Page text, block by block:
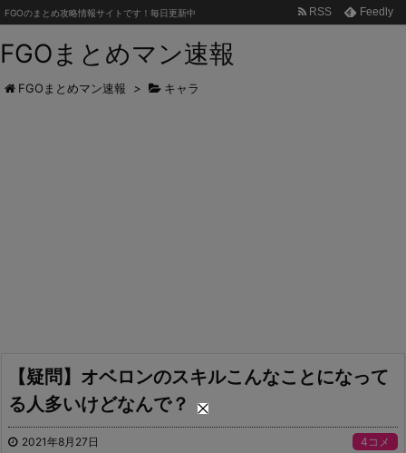
FGOまとめマン速報
FGOのまとめ攻略情報サイトです！毎日更新中 RSS Feedly
FGOまとめマン速報 > キャラ
【疑問】オベロンのスキルこんなことになって
る人多いけどなんで？
2021年8月27日 4コメ